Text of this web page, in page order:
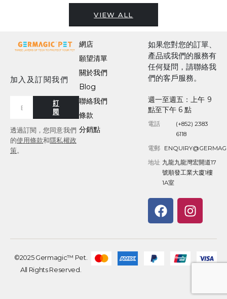
極高。不少 貓 主都低估了貓癬的威力，有80%以上的貓 皮膚
病 都屬 貓癬 ！而它同時是一種傳染性極高的皮膚病，不止可以
貓 傳貓，更可以人畜互傳。當 人類感染癬菌，可能會造成兒童
VIEW ALL
加入及訂閱我們
訂
閱
透過訂閱，您同意我們
的使用條款和隱私權政
策。
網店
願望清單
關於我們
Blog
聯絡我們
條款
分銷點
如果您對您的訂單、
產品或我們的服務有
任何疑問，請聯絡我
們的客戶服務。
週一至週五：上午 9
點至下午 6 點
電話
(+852) 2383
6118
電郵
地址 九龍九龍灣宏開道17
號順發工業大廈1樓
1A室
©2025 Germagic™ Pet.
All Rights Reserved.